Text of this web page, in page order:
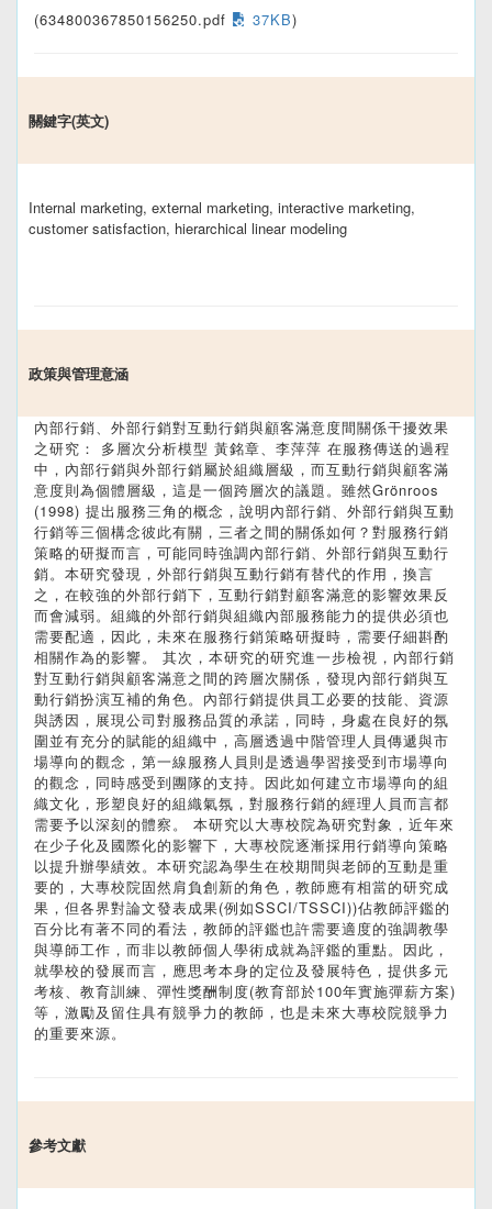
(634800367850156250.pdf
37KB)
關鍵字(英文)
Internal marketing, external marketing, interactive marketing,
customer satisfaction, hierarchical linear modeling
政策與管理意涵
內部行銷、外部行銷對互動行銷與顧客滿意度間關係干擾效果
之研究： 多層次分析模型 黃銘章、李萍萍 在服務傳送的過程
中，內部行銷與外部行銷屬於組織層級，而互動行銷與顧客滿
意度則為個體層級，這是一個跨層次的議題。雖然Grönroos
(1998) 提出服務三角的概念，說明內部行銷、外部行銷與互動
行銷等三個構念彼此有關，三者之間的關係如何？對服務行銷
策略的研擬而言，可能同時強調內部行銷、外部行銷與互動行
銷。本研究發現，外部行銷與互動行銷有替代的作用，換言
之，在較強的外部行銷下，互動行銷對顧客滿意的影響效果反
而會減弱。組織的外部行銷與組織內部服務能力的提供必須也
需要配適，因此，未來在服務行銷策略研擬時，需要仔細斟酌
相關作為的影響。 其次，本研究的研究進一步檢視，內部行銷
對互動行銷與顧客滿意之間的跨層次關係，發現內部行銷與互
動行銷扮演互補的角色。內部行銷提供員工必要的技能、資源
與誘因，展現公司對服務品質的承諾，同時，身處在良好的氛
圍並有充分的賦能的組織中，高層透過中階管理人員傳遞與市
場導向的觀念，第一線服務人員則是透過學習接受到市場導向
的觀念，同時感受到團隊的支持。因此如何建立市場導向的組
織文化，形塑良好的組織氣氛，對服務行銷的經理人員而言都
需要予以深刻的體察。 本研究以大專校院為研究對象，近年來
在少子化及國際化的影響下，大專校院逐漸採用行銷導向策略
以提升辦學績效。本研究認為學生在校期間與老師的互動是重
要的，大專校院固然肩負創新的角色，教師應有相當的研究成
果，但各界對論文發表成果(例如SSCI/TSSCI))佔教師評鑑的
百分比有著不同的看法，教師的評鑑也許需要適度的強調教學
與導師工作，而非以教師個人學術成就為評鑑的重點。因此，
就學校的發展而言，應思考本身的定位及發展特色，提供多元
考核、教育訓練、彈性獎酬制度(教育部於100年實施彈薪方案)
等，激勵及留住具有競爭力的教師，也是未來大專校院競爭力
的重要來源。
參考文獻